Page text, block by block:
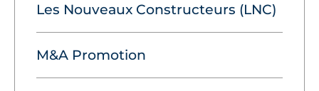
Les Nouveaux Constructeurs (LNC)
M&A Promotion